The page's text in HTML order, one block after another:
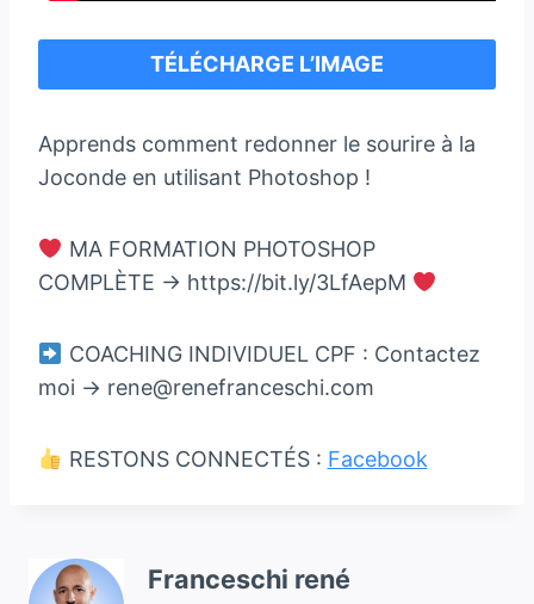
TÉLÉCHARGE L’IMAGE
Apprends comment redonner le sourire à la
Joconde en utilisant Photoshop !
MA FORMATION PHOTOSHOP
COMPLÈTE → https://bit.ly/3LfAepM
COACHING INDIVIDUEL CPF : Contactez
moi → rene@renefranceschi.com
RESTONS CONNECTÉS : Facebook
Franceschi rené